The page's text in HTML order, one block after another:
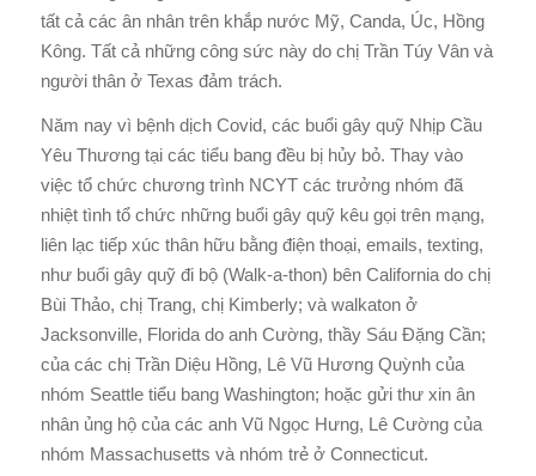
tất cả các ân nhân trên khắp nước Mỹ, Canda, Úc, Hồng
Kông. Tất cả những công sức này do chị Trần Túy Vân và
người thân ở Texas đảm trách.
Năm nay vì bệnh dịch Covid, các buổi gây quỹ Nhịp Cầu
Yêu Thương tại các tiểu bang đều bị hủy bỏ. Thay vào
việc tổ chức chương trình NCYT các trưởng nhóm đã
nhiệt tình tổ chức những buổi gây quỹ kêu gọi trên mạng,
liên lạc tiếp xúc thân hữu bằng điện thoại, emails, texting,
như buổi gây quỹ đi bộ (Walk-a-thon) bên California do chị
Bùi Thảo, chị Trang, chị Kimberly; và walkaton ở
Jacksonville, Florida do anh Cường, thầy Sáu Đặng Cần;
của các chị Trần Diệu Hồng, Lê Vũ Hương Quỳnh của
nhóm Seattle tiểu bang Washington; hoặc gửi thư xin ân
nhân ủng hộ của các anh Vũ Ngọc Hưng, Lê Cường của
nhóm Massachusetts và nhóm trẻ ở Connecticut.